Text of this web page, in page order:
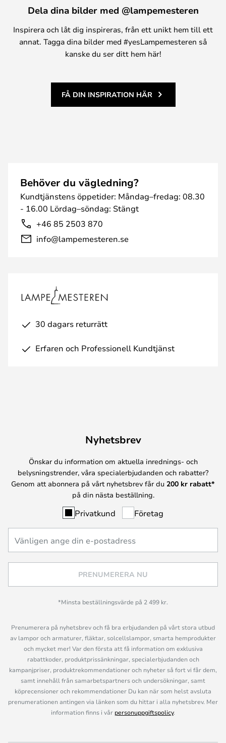
Dela dina bilder med @lampemesteren
Inspirera och låt dig inspireras, från ett unikt hem till ett
annat. Tagga dina bilder med #yesLampemesteren så
kanske du ser ditt hem här!
FÅ DIN INSPIRATION HÄR
Behöver du vägledning?
Kundtjänstens öppetider: Måndag–fredag: 08.30
- 16.00 Lördag–söndag: Stängt
+46 85 2503 870
info@lampemesteren.se
30 dagars returrätt
Erfaren och Professionell Kundtjänst
Nyhetsbrev
Önskar du information om aktuella inrednings- och
belysningstrender, våra specialerbjudanden och rabatter?
Genom att abonnera på vårt nyhetsbrev får du 200 kr rabatt*
på din nästa beställning.
Privatkund Företag
PRENUMERERA NU
*Minsta beställningsvärde på 2 499 kr.
Prenumerera på nyhetsbrev och få bra erbjudanden på vårt stora utbud
av lampor och armaturer, fläktar, solcellslampor, smarta hemprodukter
och mycket mer! Var den första att få information om exklusiva
rabattkoder, produktprissänkningar, specialerbjudanden och
kampanjpriser, produktrekommendationer och nyheter så fort vi får dem,
samt innehåll från samarbetspartners och undersökningar, samt
köprecensioner och rekommendationer Du kan när som helst avsluta
prenumerationen antingen via länken som du hittar i alla nyhetsbrev. Mer
information finns i vår personuppgiftspolicy.